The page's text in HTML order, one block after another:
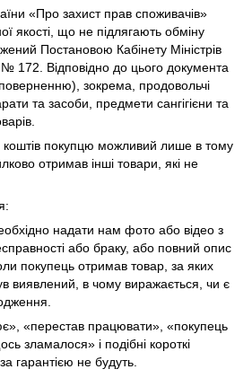
«Про захист прав споживачів»
якості, що не підлягають обміну
Постановою Кабінету Міністрів
172. Відповідно до цього документа
зокрема, продовольчі
та засоби, предмети сангігієни та
покупцю можливий лише в тому
отримав інші товари, які не
надати нам фото або відео з
або браку, або повний опис
покупець отримав товар, за яких
виявлений, в чому виражається, чи є
«перестав працювати», «покупець
зламалося» і подібні короткі
гарантією не будуть.